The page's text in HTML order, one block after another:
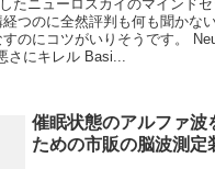
たニューロスカイのマインド
つのに全然評判も何も聞かな
のにコツがいりそうです。
さにキレル Basi...
催眠状態のアルファ波
ための市販の脳波測定